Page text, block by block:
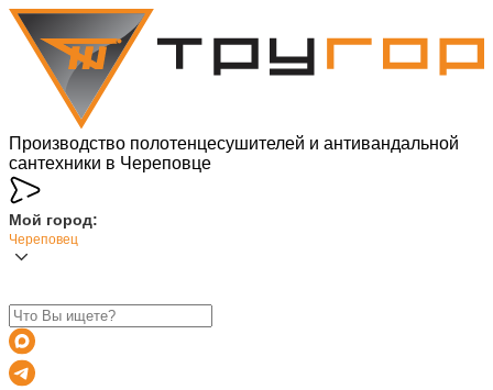
Производство полотенцесушителей и антивандальной
сантехники в Череповце
Мой город:
Череповец